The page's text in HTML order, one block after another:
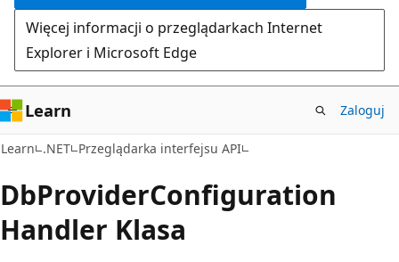
Więcej informacji o przeglądarkach Internet
Explorer i Microsoft Edge
Learn Zaloguj
Learn .NET Przeglądarka interfejsu API
DbProviderConfiguration
Handler Klasa